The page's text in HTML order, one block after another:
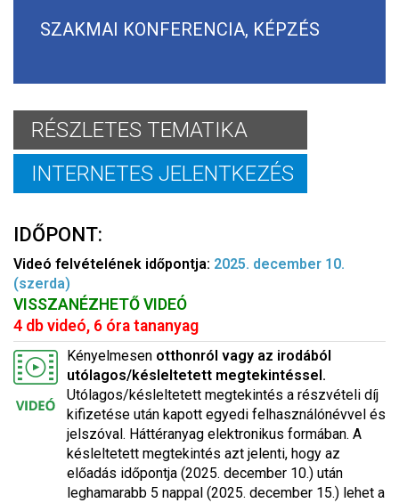
SZAKMAI KONFERENCIA, KÉPZÉS
RÉSZLETES TEMATIKA
INTERNETES JELENTKEZÉS
IDŐPONT:
Videó felvételének időpontja: 2025. december 10.
(szerda)
VISSZANÉZHETŐ VIDEÓ
4 db videó, 6 óra tananyag
Kényelmesen otthonról vagy az irodából
utólagos/késleltetett megtekintéssel.
Utólagos/késleltetett megtekintés a részvételi díj
kifizetése után kapott egyedi felhasználónévvel és
jelszóval. Háttéranyag elektronikus formában. A
késleltetett megtekintés azt jelenti, hogy az
előadás időpontja (2025. december 10.) után
leghamarabb 5 nappal (2025. december 15.) lehet a